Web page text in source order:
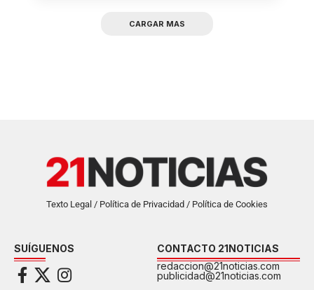
CARGAR MAS
Texto Legal / Política de Privacidad / Política de Cookies
SUÍGUENOS
CONTACTO 21NOTICIAS
redaccion@21noticias.com
publicidad@21noticias.com